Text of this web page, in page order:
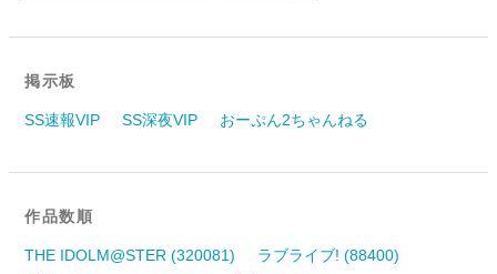
掲示板
SS速報VIP SS深夜VIP おーぷん2ちゃんねる
作品数順
THE IDOLM@STER (320081)
ラブライブ! (88400)